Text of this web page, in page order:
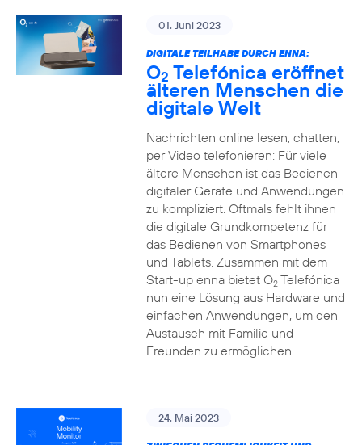
01. Juni 2023
DIGITALE TEILHABE DURCH ENNA:
O2 Telefónica eröffnet
älteren Menschen die
digitale Welt
Nachrichten online lesen, chatten,
per Video telefonieren: Für viele
ältere Menschen ist das Bedienen
digitaler Geräte und Anwendungen
zu kompliziert. Oftmals fehlt ihnen
die digitale Grundkompetenz für
das Bedienen von Smartphones
und Tablets. Zusammen mit dem
Start-up enna bietet O2Telefónica
nun eine Lösung aus Hardware und
einfachen Anwendungen, um den
Austausch mit Familie und
Freunden zu ermöglichen.
24. Mai 2023